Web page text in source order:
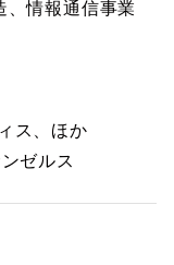
、情報通信事業
ス、ほか
ゼルス